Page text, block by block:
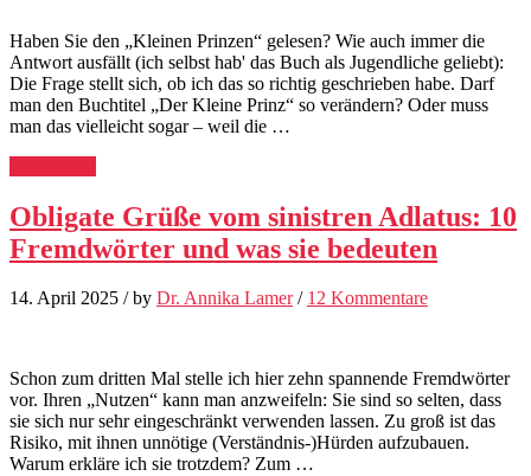
Haben Sie den „Kleinen Prinzen“ gelesen? Wie auch immer die
Antwort ausfällt (ich selbst hab' das Buch als Jugendliche geliebt):
Die Frage stellt sich, ob ich das so richtig geschrieben habe. Darf
man den Buchtitel „Der Kleine Prinz“ so verändern? Oder muss
man das vielleicht sogar – weil die …
Obligate Grüße vom sinistren Adlatus: 10
Fremdwörter und was sie bedeuten
14. April 2025 / by Dr. Annika Lamer / 12 Kommentare
Schon zum dritten Mal stelle ich hier zehn spannende Fremdwörter
vor. Ihren „Nutzen“ kann man anzweifeln: Sie sind so selten, dass
sie sich nur sehr eingeschränkt verwenden lassen. Zu groß ist das
Risiko, mit ihnen unnötige (Verständnis-)Hürden aufzubauen.
Warum erkläre ich sie trotzdem? Zum …